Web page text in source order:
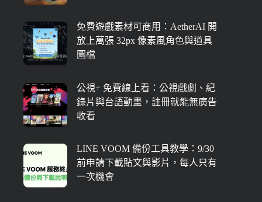
免費遊戲素材可商用：AetherAI 開
放上萬張 32px 像素風角色與道具
圖檔
公視+ 免費線上看：公視戲劇、紀
錄片與台語動畫，註冊就能無廣告
收看
LINE VOOM 備份工具教學：9/30
前申請下載貼文與影片，每人只有
一次機會